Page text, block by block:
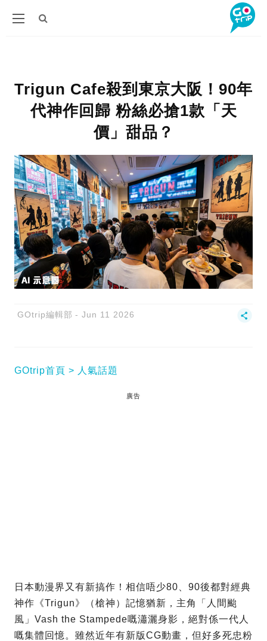
Trigun Cafe殺到東京大阪！90年
代神作回歸 粉絲必搶1款「天
價」甜品？
GOtrip編輯部 Jun 11 2026
GOtrip首頁 人氣話題
廣告
日本動漫界又有新搞作！相信唔少80、90後都對經典
神作《Trigun》（槍神）記憶猶新，主角「人間颱
風」Vash the Stampede嘅瀟灑身影，絕對係一代人
嘅集體回憶。雖然近年有新版CG動畫，但好多死忠粉